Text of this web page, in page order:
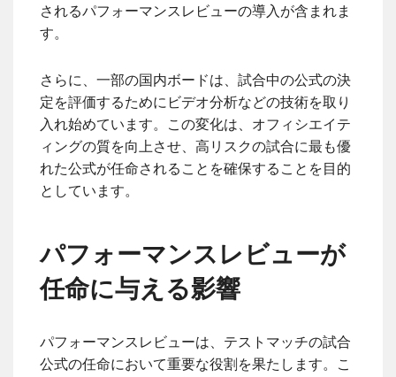
されるパフォーマンスレビューの導入が含まれま
す。
さらに、一部の国内ボードは、試合中の公式の決
定を評価するためにビデオ分析などの技術を取り
入れ始めています。この変化は、オフィシエイテ
ィングの質を向上させ、高リスクの試合に最も優
れた公式が任命されることを確保することを目的
としています。
パフォーマンスレビューが
任命に与える影響
パフォーマンスレビューは、テストマッチの試合
公式の任命において重要な役割を果たします。こ